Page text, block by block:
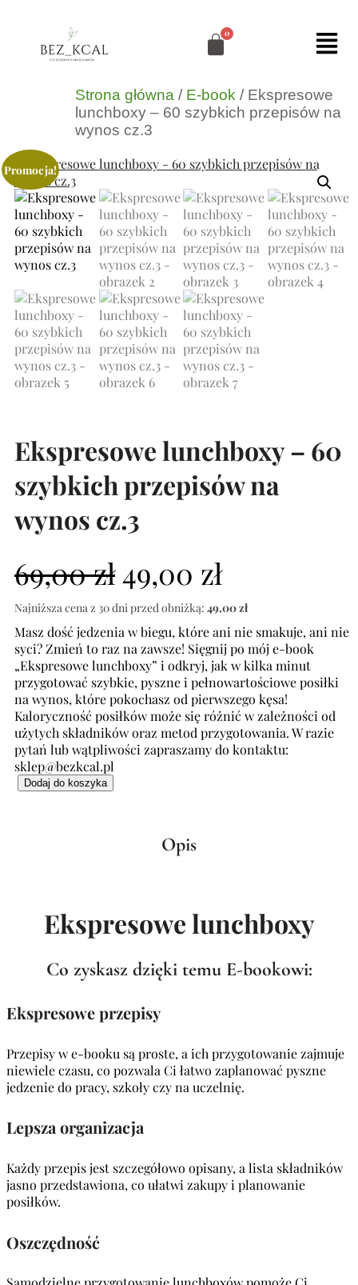
Strona główna / E-book / Ekspresowe
lunchboxy – 60 szybkich przepisów na
wynos cz.3
Promocja!
Ekspresowe lunchboxy – 60
szybkich przepisów na
wynos cz.3
69,00zł49,00 zł
Najniższa cena z 30 dni przed obniżką: 49,00zł
Masz dość jedzenia w biegu, które ani nie smakuje, ani nie
syci? Zmień to raz na zawsze! Sięgnij po mój e-book
„Ekspresowe lunchboxy” i odkryj, jak w kilka minut
przygotować szybkie, pyszne i pełnowartościowe posiłki
na wynos, które pokochasz od pierwszego kęsa!
Kaloryczność posiłków może się różnić w zależności od
użytych składników oraz metod przygotowania. W razie
pytań lub wątpliwości zapraszamy do kontaktu:
sklep@bezkcal.pl
Dodaj do koszyka
Opis
Ekspresowe lunchboxy
Co zyskasz dzięki temu E-bookowi:
Ekspresowe przepisy
Przepisy w e-booku są proste, a ich przygotowanie zajmuje
niewiele czasu, co pozwala Ci łatwo zaplanować pyszne
jedzenie do pracy, szkoły czy na uczelnię.
Lepsza organizacja
Każdy przepis jest szczegółowo opisany, a lista składników
jasno przedstawiona, co ułatwi zakupy i planowanie
posiłków.
Oszczędność